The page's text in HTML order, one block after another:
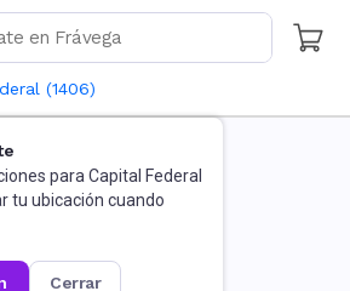
(1406)
para Capital Federal
tu ubicación cuando
cerrar